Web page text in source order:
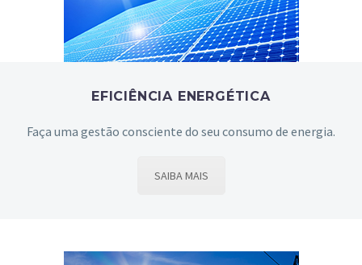
EFICIÊNCIA ENERGÉTICA
Faça uma gestão consciente do seu consumo de energia.
SAIBA MAIS